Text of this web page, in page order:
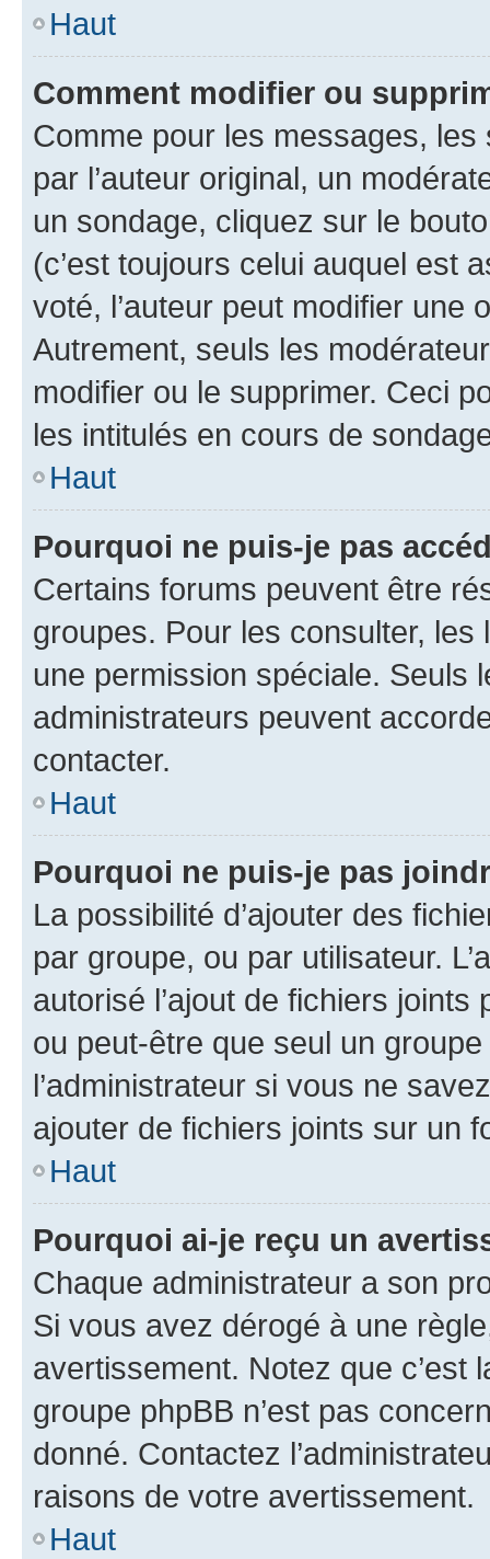
Haut
Comment modifier ou
Comme pour les messages,
par l’auteur original, un
un sondage, cliquez sur le
(c’est toujours celui auquel est
voté, l’auteur peut modifier une
Autrement, seuls les
modifier ou le supprimer. Ceci
les intitulés en cours de
Haut
Pourquoi ne puis-je pas
Certains forums peuvent être
groupes. Pour les consulter,
une permission spéciale. Seuls
administrateurs peuvent
contacter.
Haut
Pourquoi ne puis-je pas
La possibilité d’ajouter des
par groupe, ou par utilisateur.
autorisé l’ajout de fichiers
ou peut-être que seul un
l’administrateur si vous ne
ajouter de fichiers joints sur un
Haut
Pourquoi ai-je reçu un
Chaque administrateur a son
Si vous avez dérogé à une
avertissement. Notez que c’est
groupe phpBB n’est pas
donné. Contactez
raisons de votre avertissement.
Haut